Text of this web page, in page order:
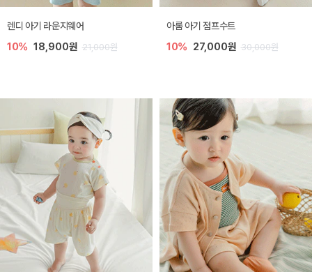
렌디 아기 라운지웨어
10% 18,900원 21,000원
아롬 아기 점프수트
10% 27,000원 30,000원